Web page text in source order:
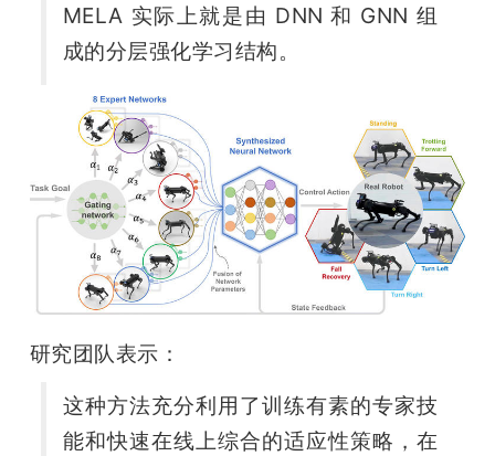
MELA 实际上就是由 DNN 和 GNN 组
成的分层强化学习结构。
研究团队表示：
这种方法充分利用了训练有素的专家技
能和快速在线上综合的适应性策略，在